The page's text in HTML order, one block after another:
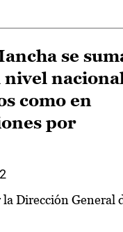
se
nivel
como en
por
Dirección General